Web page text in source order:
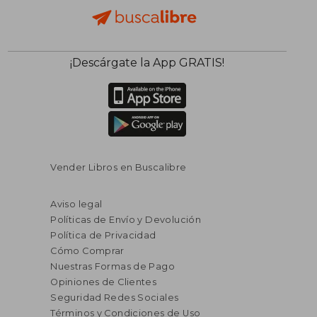
¡Descárgate la App GRATIS!
Vender Libros en Buscalibre
Aviso legal
Políticas de Envío y Devolución
Política de Privacidad
Cómo Comprar
Nuestras Formas de Pago
Opiniones de Clientes
Seguridad Redes Sociales
Términos y Condiciones de Uso